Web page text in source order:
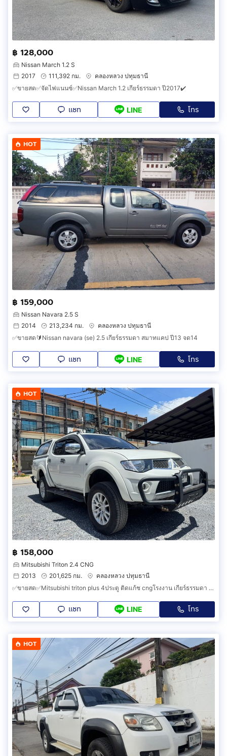
฿ 128,000
Nissan March 1.2 S
2017
111,392 กม.
คลองหลวง ปทุมธานี
✅ขายสด✅จัดไฟแนนซ์✅Nissan March 1.2 เกียร์ธรรมดา ปี2017✔️
แชท LINE โทร
HOT
฿ 159,000
Nissan Navara 2.5 S
2014
213,234 กม.
คลองหลวง ปทุมธานี
✅ขายสด🔰Nissan navara (se) 2.5 เกียร์ธรรมดา สมาทแคป ปี13 จด14
แชท LINE โทร
HOT
฿ 158,000
Mitsubishi Triton 2.4 CNG
2013
201,625 กม.
คลองหลวง ปทุมธานี
✅ขายสด✅Mitsubishi triton plus 4ประตู ติดแก้ช cngโรงงาน เกียร์ธรรมดา ปี2013✅รถมือเดียว✅
แชท LINE โทร
HOT